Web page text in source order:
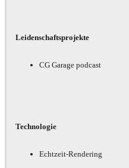
Leidenschaftsprojekte
CG Garage podcast
Technologie
Echtzeit-Rendering